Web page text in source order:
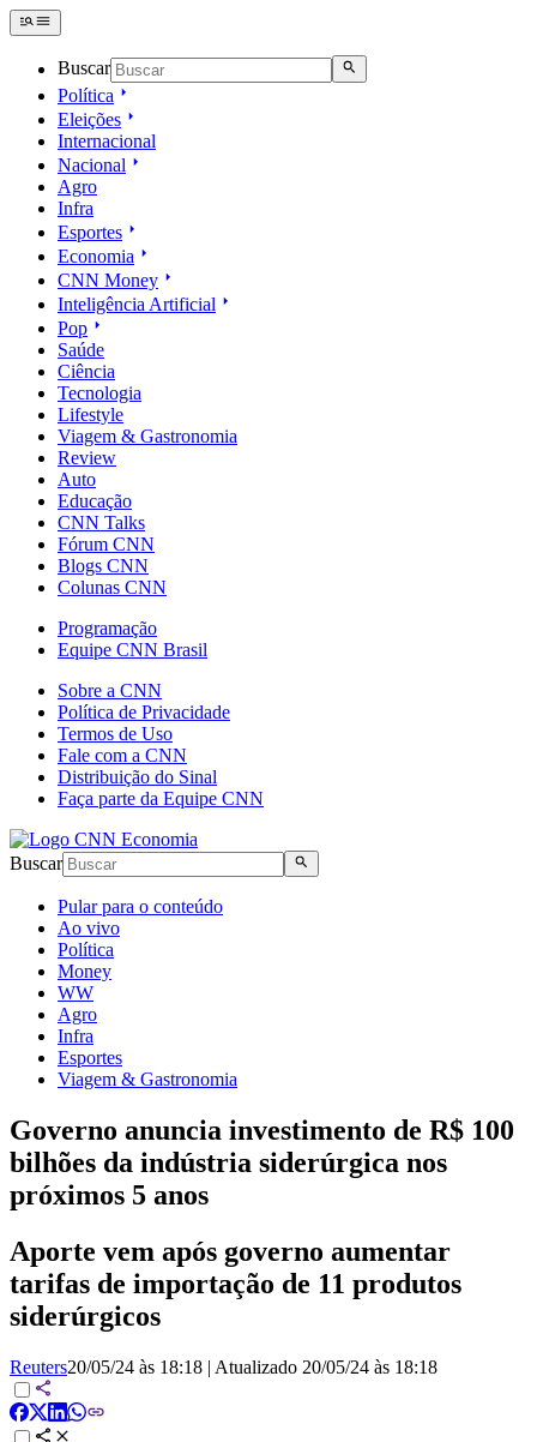
Buscar
Política
Eleições
Internacional
Nacional
Agro
Infra
Esportes
Economia
CNN Money
Inteligência Artificial
Pop
Saúde
Ciência
Tecnologia
Lifestyle
Viagem & Gastronomia
Review
Auto
Educação
CNN Talks
Fórum CNN
Blogs CNN
Colunas CNN
Programação
Equipe CNN Brasil
Sobre a CNN
Política de Privacidade
Termos de Uso
Fale com a CNN
Distribuição do Sinal
Faça parte da Equipe CNN
Buscar
Pular para o conteúdo
Ao vivo
Política
Money
WW
Agro
Infra
Esportes
Viagem & Gastronomia
Governo anuncia investimento de R$ 100
bilhões da indústria siderúrgica nos
próximos 5 anos
Aporte vem após governo aumentar
tarifas de importação de 11 produtos
siderúrgicos
Reuters20/05/24 às 18:18 | Atualizado 20/05/24 às 18:18